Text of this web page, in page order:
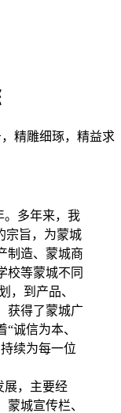
精雕细琢，精益求
多年来，我
宗旨，为蒙城
制造、蒙城商
校等蒙城不同
，到产品、
获得了蒙城广
诚信为本、
续为每一位
，主要经
城宣传栏、